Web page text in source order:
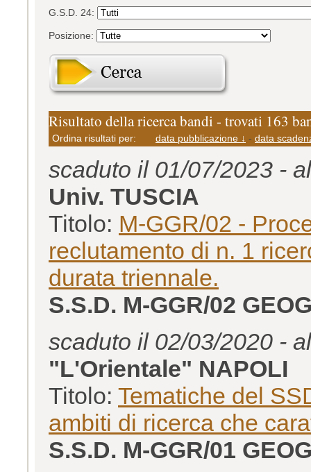
G.S.D. 24:
Posizione:
Risultato della ricerca bandi - trovati 163
Ordina risultati per: data pubblicazione ↓ - data
scaduto il 01/07/2023 -
Univ. TUSCIA
Titolo: M-GGR/02 -
reclutamento di n. 1
durata triennale.
S.S.D. M-GGR/02
scaduto il 02/03/2020 -
"L'Orientale" NAPOLI
Titolo: Tematiche del
ambiti di ricerca che
S.S.D. M-GGR/01